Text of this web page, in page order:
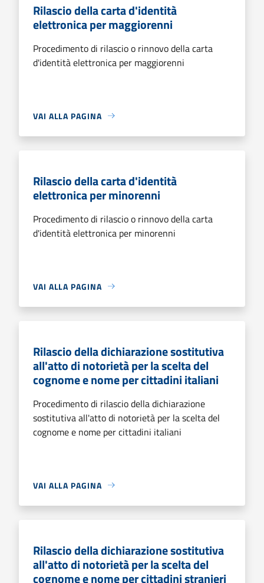
Rilascio della carta d'identità
elettronica per maggiorenni
Procedimento di rilascio o rinnovo della carta
d'identità elettronica per maggiorenni
VAI ALLA PAGINA
Rilascio della carta d'identità
elettronica per minorenni
Procedimento di rilascio o rinnovo della carta
d'identità elettronica per minorenni
VAI ALLA PAGINA
Rilascio della dichiarazione sostitutiva
all'atto di notorietà per la scelta del
cognome e nome per cittadini italiani
Procedimento di rilascio della dichiarazione
sostitutiva all'atto di notorietà per la scelta del
cognome e nome per cittadini italiani
VAI ALLA PAGINA
Rilascio della dichiarazione sostitutiva
all'atto di notorietà per la scelta del
cognome e nome per cittadini stranieri